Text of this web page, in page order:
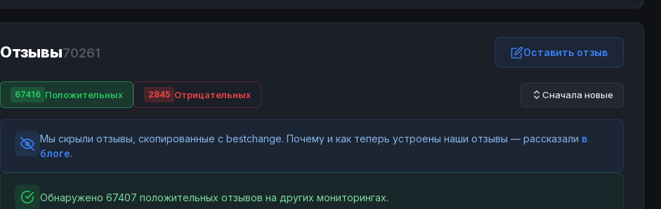
Отзывы70261 Оставить отзыв
67416 Положительных 2845 Отрицательных Сначала новые
Мы скрыли отзывы, скопированные с bestchange. Почему и как теперь устроены наши отзывы — рассказали в
блоге.
Обнаружено 67407 положительных отзывов на других мониторингах.